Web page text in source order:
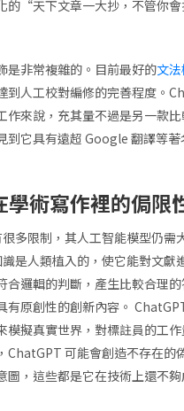
的“天下文章一大抄，不管你
是非常複雜的。目前最好的文
到人工校對編修的完善程度。
作來說，充其量不過是另一款
到它具有遠超 Google 翻譯等
學術寫作裡的侷限
多限制，其人工智能模型仍需
是人類植入的，使它能對文獻
合邏輯的判斷，產生比較合理的
有原創性的創新內容。
模擬真實世界，對標註員的工
ChatGPT 可能會創造不存在的
圖，這些都是它在技術上還不